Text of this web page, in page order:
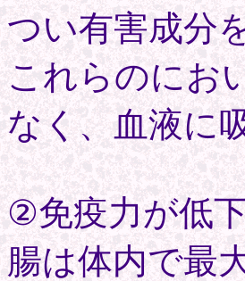
つい有害成分
これらのにお
なく、血液に
②免疫力が低
腸は体内で最